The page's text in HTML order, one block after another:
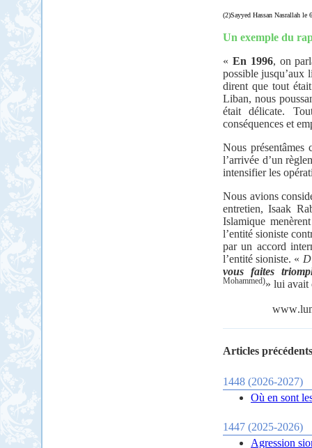
(2)Sayyed Hassan Nasrallah le
Un exemple du
« En 1996, on
possible jusqu’aux
dirent que tout
Liban, nous
était délicate.
conséquences et
Nous présentâmes
l’arrivée d’un
intensifier les
Nous avions
entretien, Isaak
Islamique
l’entité sioniste
par un accord
l’entité sioniste. «
vous faites
Mohammed)» lui avait
www.
Articles
1448 (2026-2027)
Où en sont
1447 (2025-2026)
Agression